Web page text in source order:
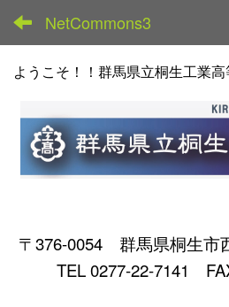
NetCommons3
ようこそ！！群馬県立桐生工業
〒376-0054 群馬県桐生市
TEL 0277-22-7141